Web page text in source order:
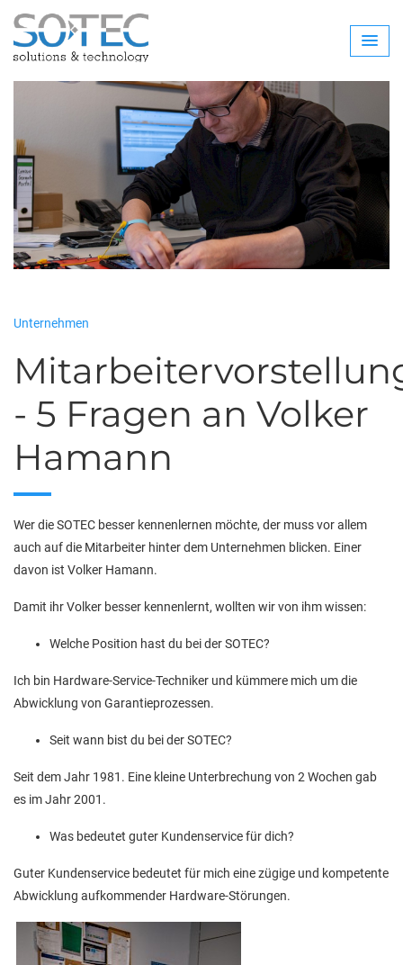
Unternehmen
- 5 Fragen an Volker
Hamann
Wer die SOTEC besser kennenlernen möchte, der muss vor allem
auch auf die Mitarbeiter hinter dem Unternehmen blicken. Einer
davon ist Volker Hamann.
Damit ihr Volker besser kennenlernt, wollten wir von ihm wissen:
Welche Position hast du bei der SOTEC?
Ich bin Hardware-Service-Techniker und kümmere mich um die
Abwicklung von Garantieprozessen.
Seit wann bist du bei der SOTEC?
Seit dem Jahr 1981. Eine kleine Unterbrechung von 2 Wochen gab
es im Jahr 2001.
Was bedeutet guter Kundenservice für dich?
Guter Kundenservice bedeutet für mich eine zügige und kompetente
Abwicklung aufkommender Hardware-Störungen.